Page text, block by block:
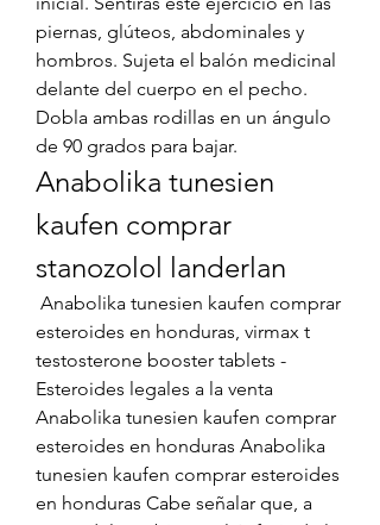
piernas, glúteos, abdominales y
hombros. Sujeta el balón medicinal
delante del cuerpo en el pecho.
Dobla ambas rodillas en un ángulo
de 90 grados para bajar.
Anabolika tunesien
kaufen comprar
stanozolol landerlan
esteroides en honduras, virmax t
testosterone booster tablets -
Esteroides legales a la venta
Anabolika tunesien kaufen comprar
esteroides en honduras Anabolika
tunesien kaufen comprar esteroides
en honduras Cabe señalar que, a